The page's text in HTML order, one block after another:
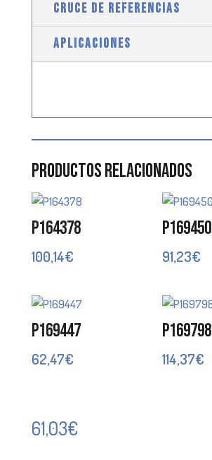
CRUCE DE REFERENCIAS
APLICACIONES
Productos relacionados
P164378
100,14€
P169450
91,23€
P169447
62,47€
P169798
114,37€
61,03€